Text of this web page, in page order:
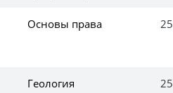
Основы права
Геология